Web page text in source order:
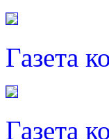
Газета
Газета